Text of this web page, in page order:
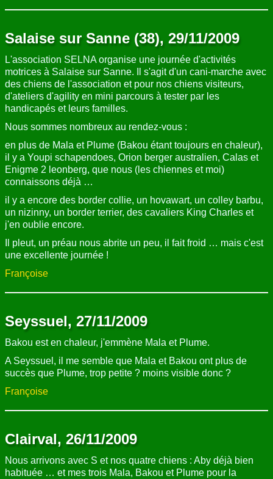
Salaise sur Sanne (38), 29/11/2009
L'association SELNA organise une journée d'activités
motrices à Salaise sur Sanne. Il s'agit d'un cani-marche avec
des chiens de l'association et pour nos chiens visiteurs,
d'ateliers d'agility en mini parcours à tester par les
handicapés et leurs familles.
Nous sommes nombreux au rendez-vous :
en plus de Mala et Plume (Bakou étant toujours en chaleur),
il y a Youpi schapendoes, Orion berger australien, Calas et
Enigme 2 leonberg, que nous (les chiennes et moi)
connaissons déjà …
il y a encore des border collie, un hovawart, un colley barbu,
un nizinny, un border terrier, des cavaliers King Charles et
j'en oublie encore.
Il pleut, un préau nous abrite un peu, il fait froid … mais c'est
une excellente journée !
Françoise
Seyssuel, 27/11/2009
Bakou est en chaleur, j'emmène Mala et Plume.
A Seyssuel, il me semble que Mala et Bakou ont plus de
succès que Plume, trop petite ? moins visible donc ?
Françoise
Clairval, 26/11/2009
Nous arrivons avec S et nos quatre chiens : Aby déjà bien
habituée … et mes trois Mala, Bakou et Plume pour la